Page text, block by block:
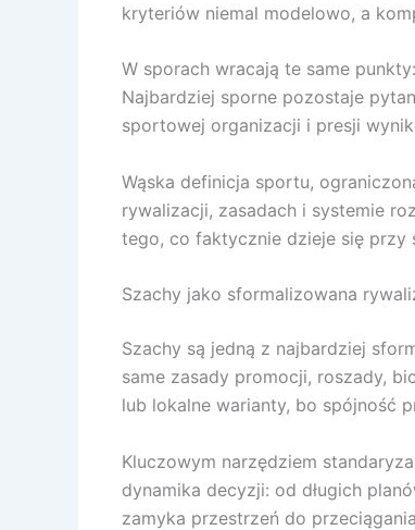
kryteriów niemal modelowo, a
W sporach wracają te same
Najbardziej sporne pozostaje
sportowej organizacji i presji
Wąska definicja sportu,
rywalizacji, zasadach i systemie
tego, co faktycznie dzieje się przy
Szachy jako sformalizowana
Szachy są jedną z najbardziej
same zasady promocji, roszady,
lub lokalne warianty, bo spójność
Kluczowym narzędziem
dynamika decyzji: od długich
zamyka przestrzeń do